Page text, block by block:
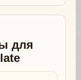
для